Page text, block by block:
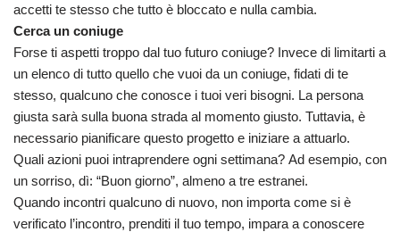
accetti te stesso che tutto è bloccato e nulla cambia.
Cerca un coniuge
Forse ti aspetti troppo dal tuo futuro coniuge? Invece di limitarti a
un elenco di tutto quello che vuoi da un coniuge, fidati di te
stesso, qualcuno che conosce i tuoi veri bisogni. La persona
giusta sarà sulla buona strada al momento giusto. Tuttavia, è
necessario pianificare questo progetto e iniziare a attuarlo.
Quali azioni puoi intraprendere ogni settimana? Ad esempio, con
un sorriso, dì: “Buon giorno”, almeno a tre estranei.
Quando incontri qualcuno di nuovo, non importa come si è
verificato l’incontro, prenditi il ​​tuo tempo, impara a conoscere